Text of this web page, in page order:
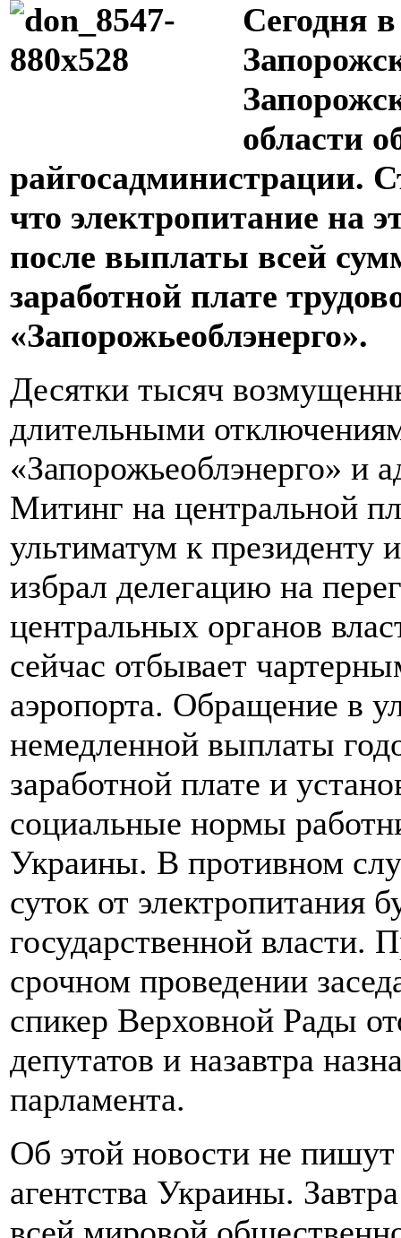
Сегодня
области
райгосадминистрации.
что электропитание на
после выплаты всей
заработной плате
«Запорожьеоблэнерго».
Десятки тысяч
длительными
«Запорожьеоблэнерго» и
Митинг на центральной
ультиматум к президенту
избрал делегацию на
центральных органов
сейчас отбывает
аэропорта. Обращение в
немедленной выплаты
заработной плате и
социальные нормы
Украины. В противном
суток от электропитания
государственной власти.
срочном проведении
спикер Верховной Рады
депутатов и назавтра
парламента.
Об этой новости не
агентства Украины.